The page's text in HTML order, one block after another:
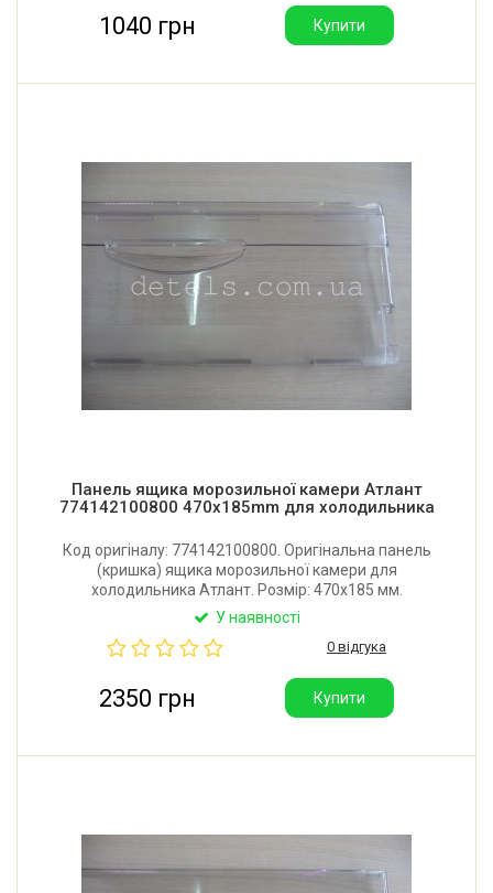
1040 грн Купити
Панель ящика морозильної камери Атлант
774142100800 470x185mm для холодильника
Код оригіналу: 774142100800. Оригінальна панель
(кришка) ящика морозильної камери для
холодильника Атлант. Розмір: 470x185 мм.
Виробник: Білорусь.
У наявності
0 відгука
2350 грн Купити